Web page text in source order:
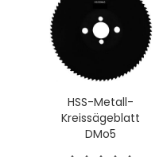
HSS-Metall-
Kreissägeblatt
DMo5